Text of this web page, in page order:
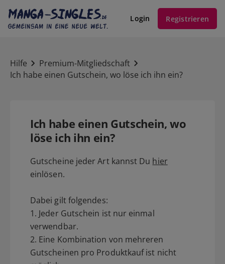
Login Registrieren
Hilfe
Premium-Mitgliedschaft
Ich habe einen Gutschein, wo löse ich ihn ein?
Ich habe einen Gutschein, wo
löse ich ihn ein?
Gutscheine jeder Art kannst Du hier
einlösen.
Dabei gilt folgendes:
1. Jeder Gutschein ist nur einmal
verwendbar.
2. Eine Kombination von mehreren
Gutscheinen pro Produktkauf ist nicht